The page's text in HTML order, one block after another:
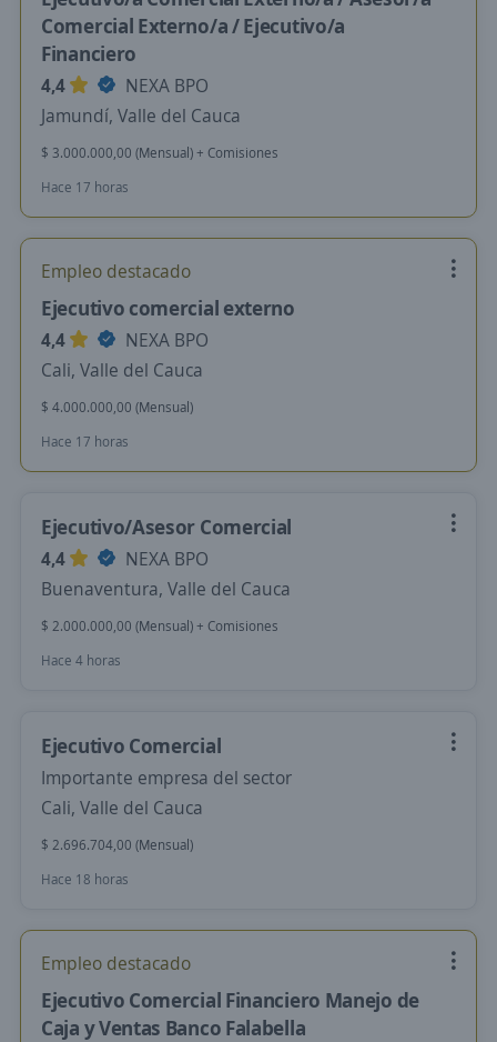
Comercial Externo/a / Ejecutivo/a
Financiero
4,4
NEXA BPO
Jamundí, Valle del Cauca
$ 3.000.000,00 (Mensual) + Comisiones
Hace 17 horas
Empleo destacado
Ejecutivo comercial externo
4,4
NEXA BPO
Cali, Valle del Cauca
$ 4.000.000,00 (Mensual)
Hace 17 horas
Ejecutivo/Asesor Comercial
4,4
NEXA BPO
Buenaventura, Valle del Cauca
$ 2.000.000,00 (Mensual) + Comisiones
Hace 4 horas
Ejecutivo Comercial
Importante empresa del sector
Cali, Valle del Cauca
$ 2.696.704,00 (Mensual)
Hace 18 horas
Empleo destacado
Ejecutivo Comercial Financiero Manejo de
Caja y Ventas Banco Falabella